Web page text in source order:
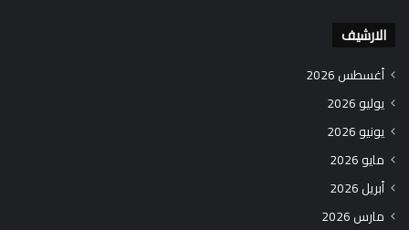
الارشيف
أغسطس 2026
يوليو 2026
يونيو 2026
مايو 2026
أبريل 2026
مارس 2026